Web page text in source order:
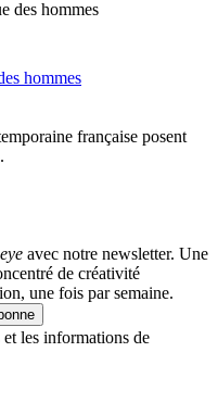
hommes
française posent
avec notre newsletter. Une
de créativité
une fois par semaine.
et les informations de